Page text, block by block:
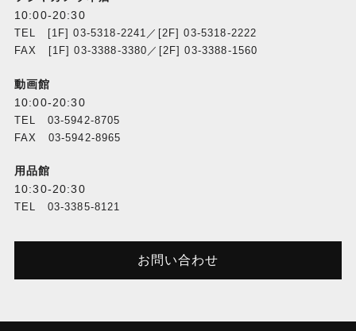
10:00-20:30
TEL [1F] 03-5318-2241／[2F] 03-5318-2222
FAX [1F] 03-3388-3380／[2F] 03-3388-1560
動画館
10:00-20:30
TEL 03-5942-8705
FAX 03-5942-8965
用品館
10:30-20:30
TEL 03-3385-8121
お問い合わせ